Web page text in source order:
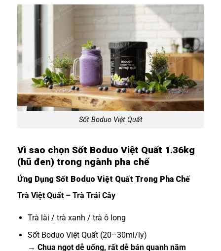
Sốt Boduo Việt Quất
Vì sao chọn Sốt Boduo Việt Quất 1.36kg
(hũ đen) trong ngành pha chế
Ứng Dụng Sốt Boduo Việt Quất Trong Pha Chế
Trà Việt Quất – Trà Trái Cây
Trà lài / trà xanh / trà ô long
Sốt Boduo Việt Quất (20–30ml/ly)
→ Chua ngọt dễ uống, rất dễ bán quanh năm